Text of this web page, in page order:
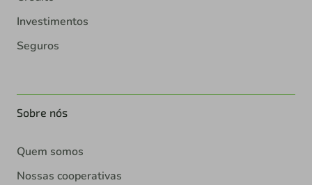
Investimentos
Seguros
Sobre nós
Quem somos
Nossas cooperativas